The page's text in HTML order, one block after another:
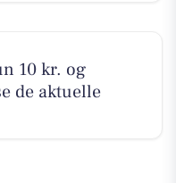
10 kr. og
de aktuelle